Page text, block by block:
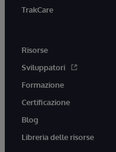
TrakCare
Risorse
Sviluppatori
Formazione
Certificazione
Blog
Libreria delle risorse